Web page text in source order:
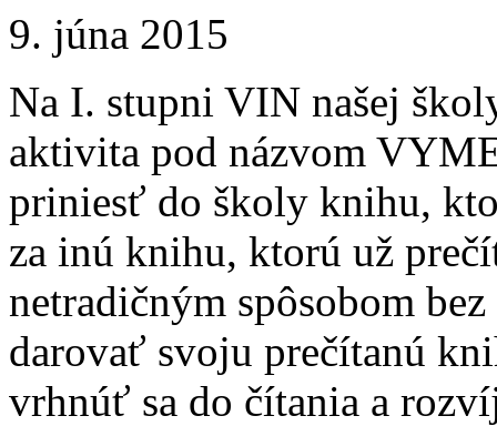
9. júna 2015
Na I. stupni VIN našej
aktivita pod názvom
priniesť do školy knihu,
za inú knihu, ktorú už
netradičným spôsobom
darovať svoju prečítanú
vrhnúť sa do čítania a